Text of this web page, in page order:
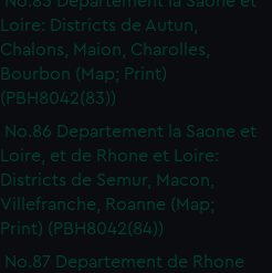
Loire: Districts de Autun,
Chalons, Maion, Charolles,
Bourbon (Map; Print)
(PBH8042(83))
No.86 Departement la Saone et
Loire, et de Rhone et Loire:
Districts de Semur, Macon,
Villefranche, Roanne (Map;
Print) (PBH8042(84))
No.87 Departement de Rhone